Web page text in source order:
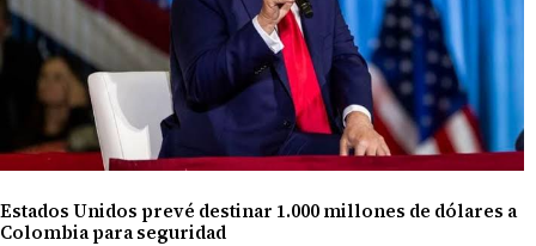
Estados Unidos prevé destinar 1.000 millones de dólares a
Colombia para seguridad